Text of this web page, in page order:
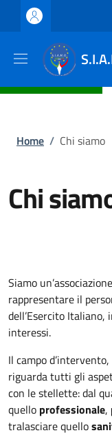
Salta al contenuto
Skip to footer content
Briciole di
Home / Chi siamo
Chi
Siamo
rappresentare il
dell’Esercito
interessi.
Il campo
riguarda tutti gli
con le stellette: dal
quello professionale,
tralasciare quello